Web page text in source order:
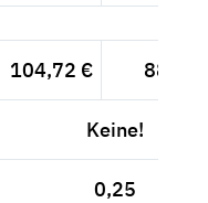
104,72 € 88,-- €
Keine!
0,25